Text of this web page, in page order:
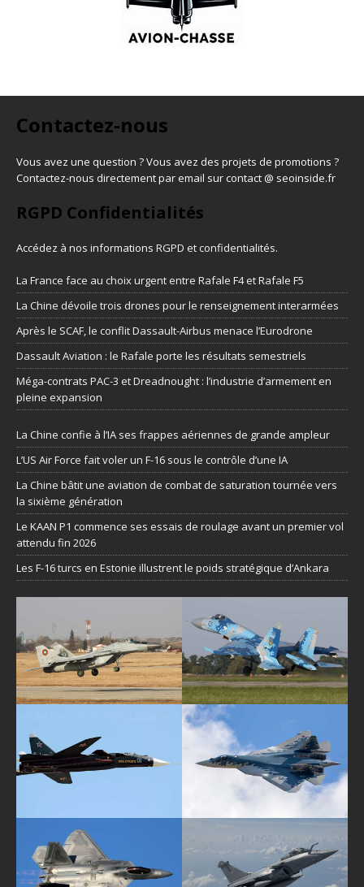
Contactez-nous
Vous avez une question ? Vous avez des projets de promotions ?
Contactez-nous directement par email sur contact @ seoinside.fr
RGPD Confidentialités
Accédez à nos informations RGPD et confidentialités.
La France face au choix urgent entre Rafale F4 et Rafale F5
La Chine dévoile trois drones pour le renseignement interarmées
Après le SCAF, le conflit Dassault-Airbus menace l’Eurodrone
Dassault Aviation : le Rafale porte les résultats semestriels
Méga-contrats PAC-3 et Dreadnought : l’industrie d’armement en
pleine expansion
La Chine confie à l’IA ses frappes aériennes de grande ampleur
L’US Air Force fait voler un F-16 sous le contrôle d’une IA
La Chine bâtit une aviation de combat de saturation tournée vers
la sixième génération
Le KAAN P1 commence ses essais de roulage avant un premier vol
attendu fin 2026
Les F-16 turcs en Estonie illustrent le poids stratégique d’Ankara